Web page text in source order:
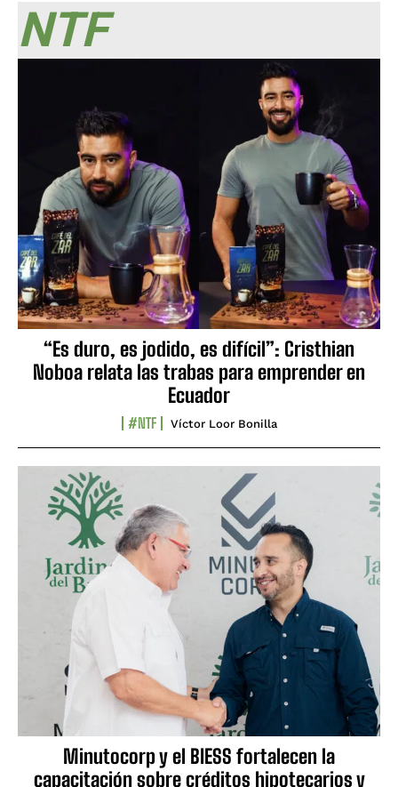
NTF
“Es duro, es jodido, es difícil”: Cristhian
Noboa relata las trabas para emprender en
Ecuador
#NTF Víctor Loor Bonilla
Minutocorp y el BIESS fortalecen la
capacitación sobre créditos hipotecarios y